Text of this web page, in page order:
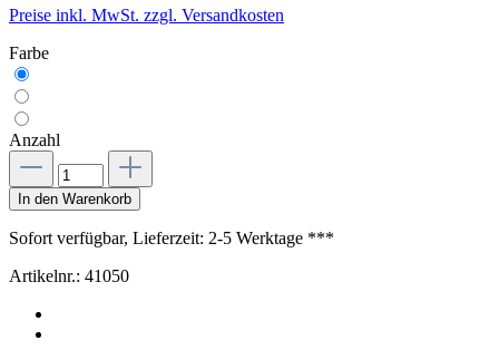
Preise inkl. MwSt. zzgl. Versandkosten
Farbe
Anzahl
In den Warenkorb
Sofort verfügbar, Lieferzeit: 2-5 Werktage ***
Artikelnr.: 41050